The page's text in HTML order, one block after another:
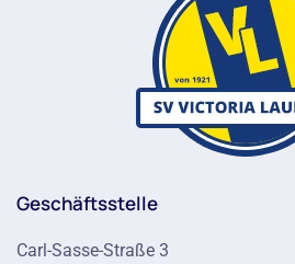
Geschäftsstelle
Carl-Sasse-Straße 3